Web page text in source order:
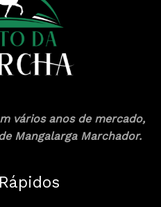
vários anos de mercado,
Mangalarga Marchador.